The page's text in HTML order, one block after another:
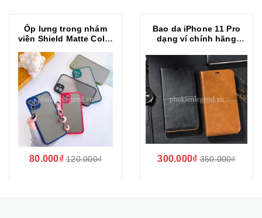
Ốp lưng trong nhám
viền Shield Matte Color
iPhone 11 Pro
80.000₫ 120.000₫
Bao da iPhone 11 Pro
dạng ví chính hãng
300.000₫ 350.000₫